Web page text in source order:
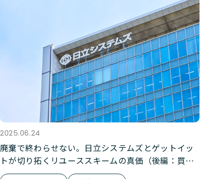
2025.06.24
廃棄で終わらせない。日立システムズとゲットイッ
トが切り拓くリユーススキームの真価（後編：買取
りサービス）